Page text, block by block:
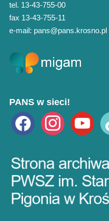
tel. 13-43-755-00
fax 13-43-755-11
e-mail: pans@pans.krosno.pl
PANS w sieci!
facebook instagramyoutube